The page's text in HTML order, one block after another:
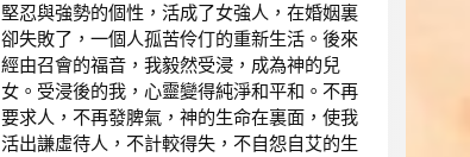
堅忍與強勢的個性，活成了女強人，在婚姻裏
卻失敗了，一個人孤苦伶仃的重新生活。後來
經由召會的福音，我毅然受浸，成為神的兒
女。受浸後的我，心靈變得純淨和平和。不再
要求人，不再發脾氣，神的生命在裏面，使我
活出謙虛待人，不計較得失，不自怨自艾的生